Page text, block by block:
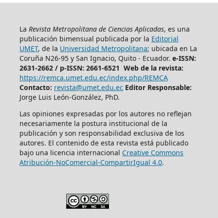
La Revista Metropolitana de Ciencias Aplicadas, es una
publicación bimensual publicada por la Editorial
UMET, de la Universidad Metropolitana; ubicada en La
Coruña N26-95 y San Ignacio, Quito - Ecuador. e-ISSN:
2631-2662 / p-ISSN: 2661-6521 Web de la revista:
https://remca.umet.edu.ec/index.php/REMCA
Contacto: revista@umet.edu.ec Editor Responsable:
Jorge Luis León-González, PhD.
Las opiniones expresadas por los autores no reflejan
necesariamente la postura institucional de la
publicación y son responsabilidad exclusiva de los
autores. El contenido de esta revista está publicado
bajo una licencia internacional Creative Commons
Atribución-NoComercial-CompartirIgual 4.0.